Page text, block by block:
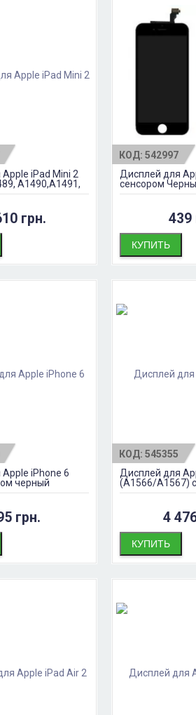
iPad Mini 2
A1490,A1491,
A1600
грн.
КОД: 542997
Дисплей для
сенсором
439
КУПИТЬ
iPhone 6
черный
грн.
КОД: 545355
Дисплей для
(A1566/A1567)
Черный
4
КУПИТЬ